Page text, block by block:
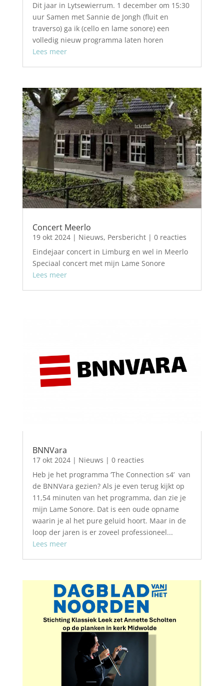
Dit jaar in Lytsewierrum. 1 december om 15:30
uur Samen met Sannie de Jongh (fluit en
traverso) ga ik (cello en lame sonore) een
volledig nieuw programma laten horen
Lees meer
Concert Meerlo
19 okt 2024| Nieuws, Persbericht| 0 reacties
Eindejaar concert in Limburg en wel in Meerlo
Speciaal concert met mijn Lame Sonore
Lees meer
BNNVara
17 okt 2024| Nieuws | 0 reacties
Heb je het programma ‘The Connection s4’ van
de BNNVara gezien? Als je even terug kijkt op
11,54 minuten van het programma, dan zie je
mijn Lame Sonore. Dat is een oude opname
waarin je al het pure geluid hoort. Maar in de
loop der jaren is er zoveel professioneel...
Lees meer